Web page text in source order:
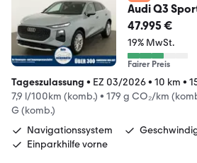
Audi Q3
AHK, Navi,
47.995 €
19% MwSt.
Fairer Preis
Tageszulassung • EZ 03/2026• 10 km •
7,9 l/100km (komb.) • 179 g CO₂/km
G (komb.)
Navigationssystem
Einparkhilfe vorne